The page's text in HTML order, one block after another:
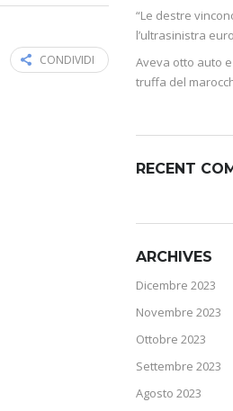
CONDIVIDI
“Le destre
l’ultrasinistra
Aveva otto auto
truffa del
RECENT
ARCHIVES
Dicembre 2023
Novembre 2023
Ottobre 2023
Settembre 2023
Agosto 2023